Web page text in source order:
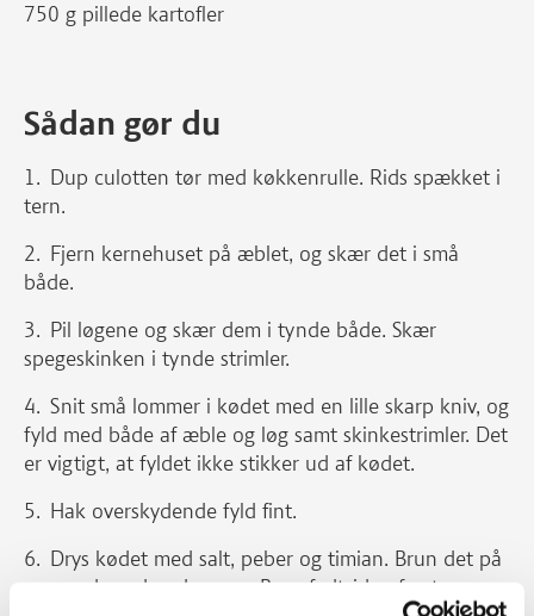
750 g pillede kartofler
Sådan gør du
Dup culotten tør med køkkenrulle. Rids spækket i
tern.
Fjern kernehuset på æblet, og skær det i små
både.
Pil løgene og skær dem i tynde både. Skær
spegeskinken i tynde strimler.
Snit små lommer i kødet med en lille skarp kniv, og
fyld med både af æble og løg samt skinkestrimler. Det
er vigtigt, at fyldet ikke stikker ud af kødet.
Hak overskydende fyld fint.
Drys kødet med salt, peber og timian. Brun det på
en pande ved god varme. Brun fedtsiden først.